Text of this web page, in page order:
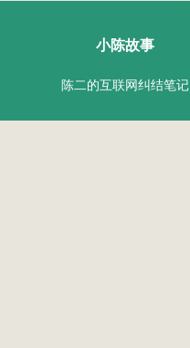
小陈故事
陈二的互联网纠结笔记